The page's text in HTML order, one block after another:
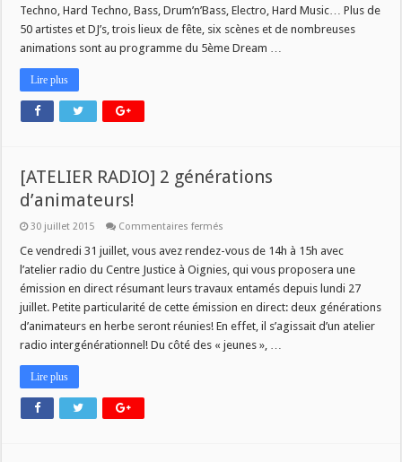
Techno, Hard Techno, Bass, Drum’n’Bass, Electro, Hard Music… Plus de
50 artistes et DJ’s, trois lieux de fête, six scènes et de nombreuses
animations sont au programme du 5ème Dream …
Lire plus
[ATELIER RADIO] 2 générations
d’animateurs!
30 juillet 2015 Commentaires fermés
RADIO]
générations
d’animateurs!
Ce vendredi 31 juillet, vous avez rendez-vous de 14h à 15h avec
l’atelier radio du Centre Justice à Oignies, qui vous proposera une
émission en direct résumant leurs travaux entamés depuis lundi 27
juillet. Petite particularité de cette émission en direct: deux générations
d’animateurs en herbe seront réunies! En effet, il s’agissait d’un atelier
radio intergénérationnel! Du côté des « jeunes », …
Lire plus